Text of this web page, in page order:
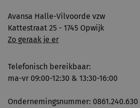
Avansa Halle-Vilvoorde vzw
Kattestraat 25 - 1745 Opwijk
Zo geraak je er
Telefonisch bereikbaar:
ma-vr 09:00-12:30 & 13:30-16:00
Ondernemingsnummer: 0861.240.630